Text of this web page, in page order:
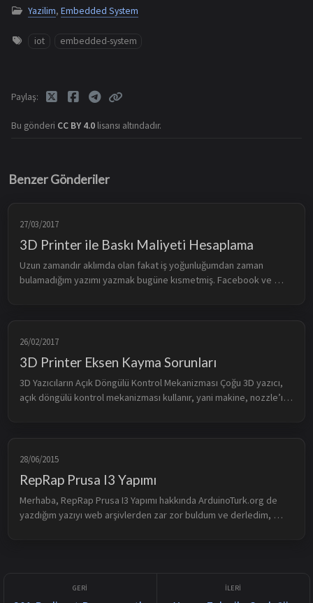
Yazilim, Embedded System
iot embedded-system
Bu gönderi CC BY 4.0 lisansı altındadır.
Paylaş
Benzer Gönderiler
27/03/2017
3D Printer ile Baskı Maliyeti Hesaplama
Uzun zamandır aklımda olan fakat iş yoğunluğumdan zaman
bulamadığım yazımı yazmak bugüne kısmetmiş. Facebook ve
26/02/2017
3D Printer Eksen Kayma Sorunları
3D Yazıcıların Açık Döngülü Kontrol Mekanizması Çoğu 3D yazıcı,
açık döngülü kontrol mekanizması kullanır, yani makine, nozzle’ın
28/06/2015
RepRap Prusa I3 Yapımı
Merhaba, RepRap Prusa I3 Yapımı hakkında ArduinoTurk.org de
yazdığım yazıyı web arşivlerden zar zor buldum ve derledim,